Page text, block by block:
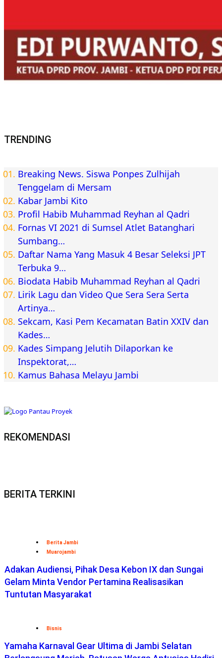
TRENDING
Breaking News. Siswa Ponpes Zulhijah
Tenggelam di Mersam
Kabar Jambi Kito
Profil Habib Muhammad Reyhan al Qadri
Fornas VI 2021 di Sumsel Atlet Batanghari
Sumbang…
Daftar Nama Yang Masuk 4 Besar Seleksi JPT
Terbuka 9…
Biodata Habib Muhammad Reyhan al Qadri
Lirik Lagu dan Video Que Sera Sera Serta
Artinya…
Sekcam, Kasi Pem Kecamatan Batin XXIV dan
Kades…
Kades Simpang Jelutih Dilaporkan ke
Inspektorat,…
Kamus Bahasa Melayu Jambi
REKOMENDASI
BERITA TERKINI
Berita Jambi
Muarojambi
Adakan Audiensi, Pihak Desa Kebon IX dan Sungai
Gelam Minta Vendor Pertamina Realisasikan
Tuntutan Masyarakat
Bisnis
Yamaha Karnaval Gear Ultima di Jambi Selatan